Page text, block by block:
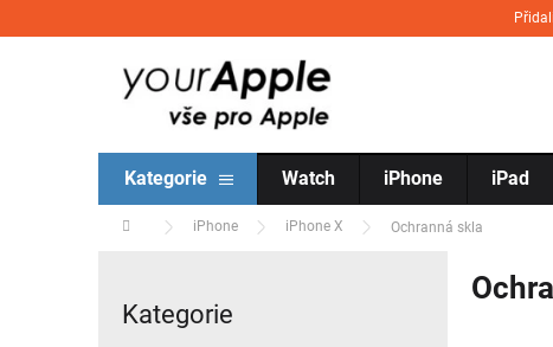
Kategorie Watch iPhone iPad
Domů iPhone iPhone X Ochranná skla
Přeskočit kategorie
Kategorie